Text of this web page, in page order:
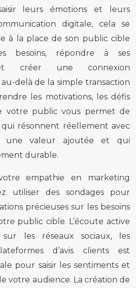
leurs émotions et leurs
digitale, cela se
à la place de son public cible
besoins, répondre à ses
et créer une connexion
delà de la simple transaction
les motivations, les défis
votre public vous permet de
qui résonnent réellement avec
une valeur ajoutée et qui
durable.
empathie en marketing
utiliser des sondages pour
précieuses sur les besoins
public cible. L’écoute active
sur les réseaux sociaux, les
d’avis clients est
pour saisir les sentiments et
votre audience. La création de